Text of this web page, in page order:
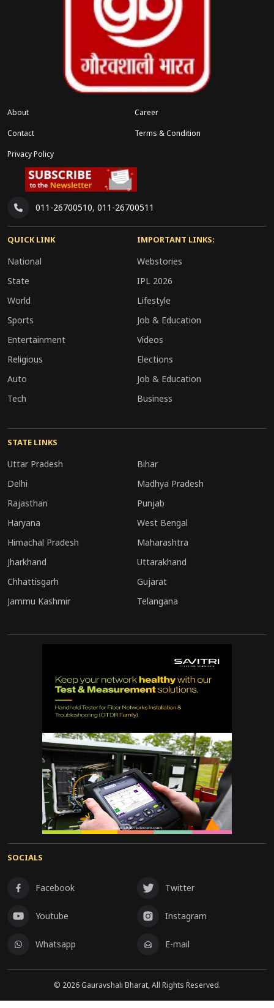
About
Career
Contact
Terms & Condition
Privacy Policy
011-26700510, 011-26700511
QUICK LINK
National
State
World
Sports
Entertainment
Religious
Auto
Tech
IMPORTANT LINKS:
Webstories
IPL 2026
Lifestyle
Job & Education
Videos
Elections
Job & Education
Business
STATE LINKS
Uttar Pradesh
Bihar
Delhi
Madhya Pradesh
Rajasthan
Punjab
Haryana
West Bengal
Himachal Pradesh
Maharashtra
Jharkhand
Uttarakhand
Chhattisgarh
Gujarat
Jammu Kashmir
Telangana
SOCIALS
Facebook Twitter
Youtube Instagram
Whatsapp E-mail
© 2026Gauravshali Bharat, All Rights Reserved.